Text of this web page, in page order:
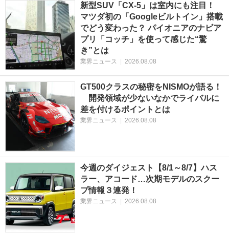
新型SUV「CX-5」は室内にも注目！
マツダ初の「Googleビルトイン」搭載
でどう変わった？ パイオニアのナビア
プリ「コッチ」を使って感じた“驚
き”とは
業界ニュース | 2026.08.08
GT500クラスの秘密をNISMOが語る！
開発領域が少ないなかでライバルに
差を付けるポイントとは
業界ニュース | 2026.08.08
今週のダイジェスト【8/1～8/7】ハス
ラー、アコード…次期モデルのスクー
プ情報３連発！
業界ニュース | 2026.08.08